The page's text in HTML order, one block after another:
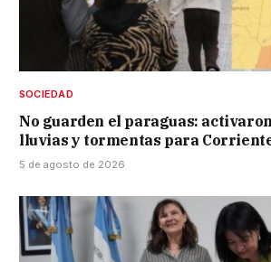
SOCIEDAD
No guarden el paraguas:
lluvias y tormentas para
5 de agosto de 2026